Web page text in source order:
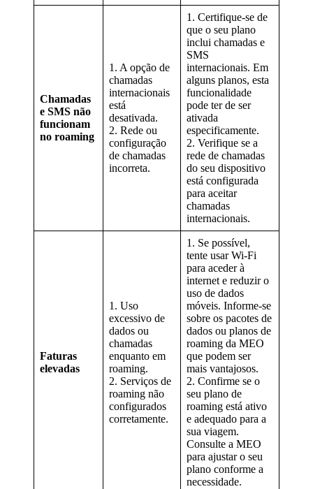
Chamadas
e SMS não
funcionam
no roaming
1. A opção de
chamadas
internacionais
está
desativada.
2. Rede ou
configuração
de chamadas
incorreta.
1. Certifique-se de
que o seu plano
inclui chamadas e
SMS
internacionais. Em
alguns planos, esta
funcionalidade
pode ter de ser
ativada
especificamente.
2. Verifique se a
rede de chamadas
do seu dispositivo
está configurada
para aceitar
chamadas
internacionais.
Faturas
elevadas
1. Uso
excessivo de
dados ou
chamadas
enquanto em
roaming.
2. Serviços de
roaming não
configurados
corretamente.
1. Se possível,
tente usar Wi-Fi
para aceder à
internet e reduzir o
uso de dados
móveis. Informe-se
sobre os pacotes de
dados ou planos de
roaming da MEO
que podem ser
mais vantajosos.
2. Confirme se o
seu plano de
roaming está ativo
e adequado para a
sua viagem.
Consulte a MEO
para ajustar o seu
plano conforme a
necessidade.